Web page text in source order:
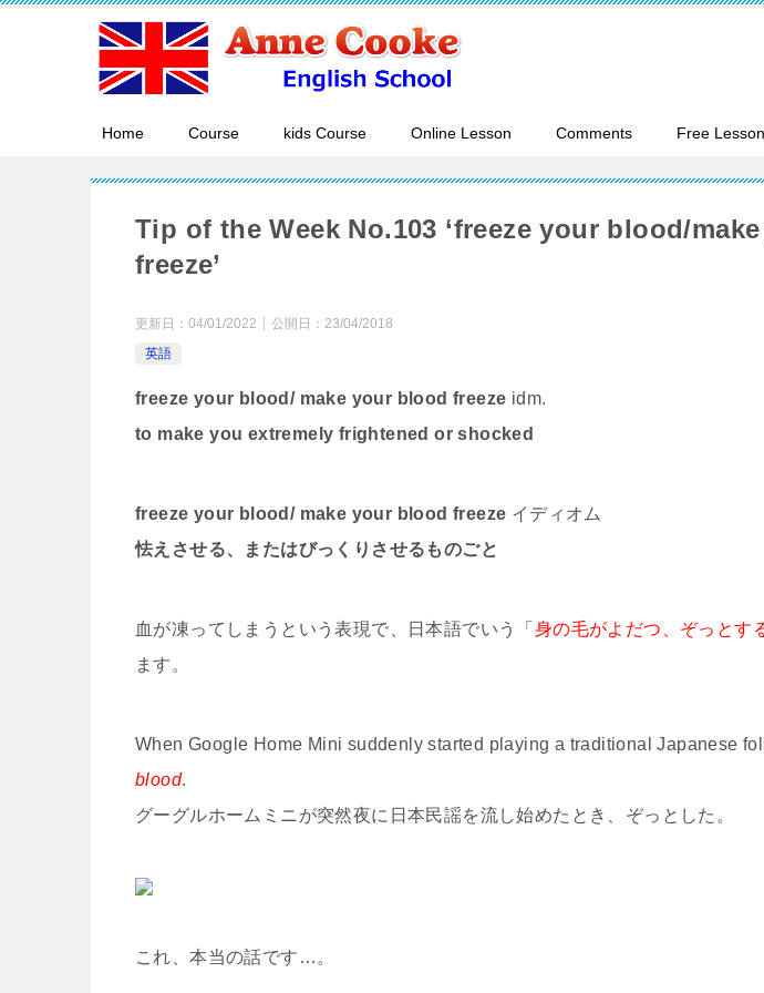
Home Course kids Course Online Lesson Comments Free Lesson
Tip of the Week No.103 ‘freeze your blood/
freeze’
更新日： 04/01/2022 公開日： 23/04/2018
英語
freeze your blood/ make your blood freeze idm.
to make you extremely frightened or shocked
freeze your blood/ make your blood freeze イディオム
怯えさせる、またはびっくりさせるものごと
血が凍ってしまうという表現で、日本語でいう「 身の毛がよだつ、ぞっとす
ます。
When Google Home Mini suddenly started playing a traditional Japanese
blood.
グーグルホームミニが突然夜に日本民謡を流し始めたとき、ぞっとした。
これ、本当の話です…。